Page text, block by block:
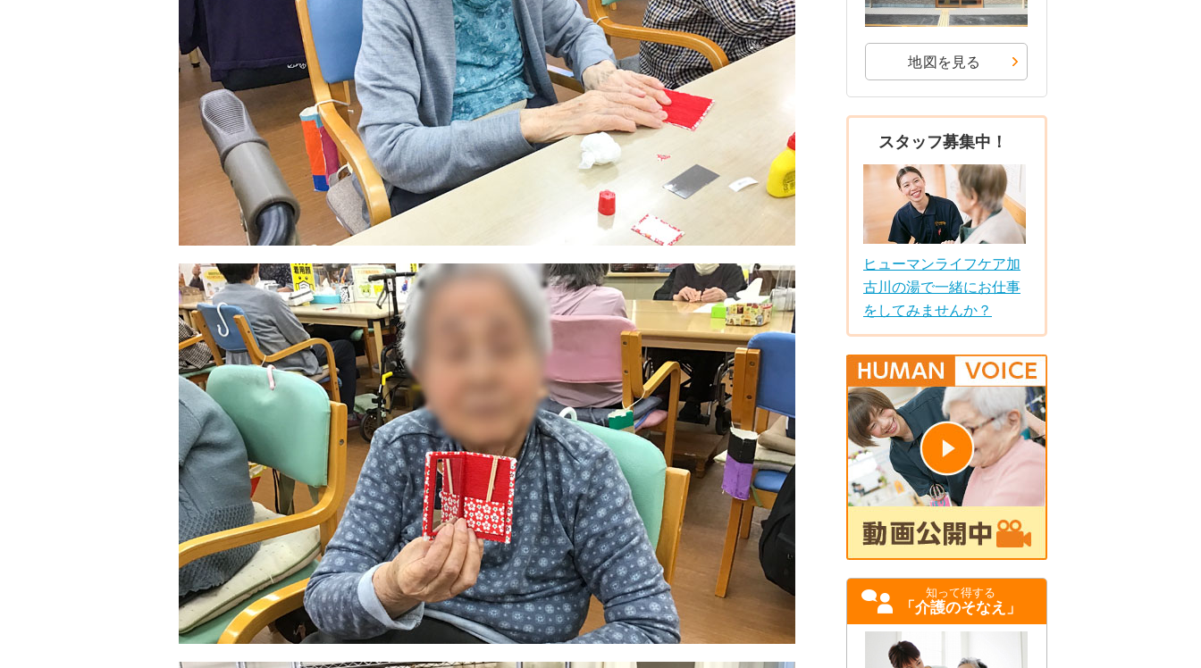
地図を見る
スタッフ募集中！
ヒューマンライフケア加
古川の湯で一緒にお仕事
をしてみませんか？
知って得する
「介護のそなえ」